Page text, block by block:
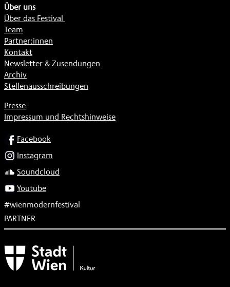
Über uns
Über das Festival
Team
Partner:innen
Kontakt
Newsletter & Zusendungen
Archiv
Stellenausschreibungen
Presse
Impressum und Rechtshinweise
SOCIALFacebook
Instagram
Soundcloud
Youtube
#wienmodernfestival
PARTNER
Subventionsgeber